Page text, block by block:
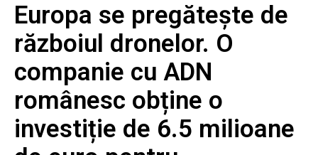
Europa se pregătește de
războiul dronelor. O
companie cu ADN
românesc obține o
investiție de 6.5 milioane